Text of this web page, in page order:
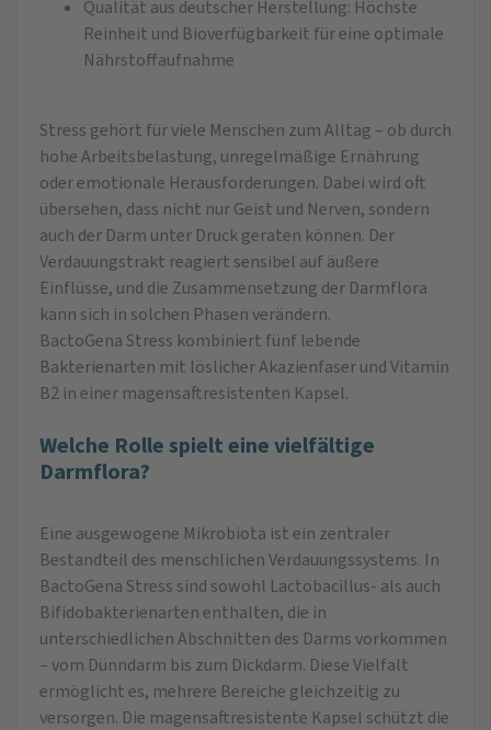
Qualität aus deutscher Herstellung: Höchste
Reinheit und Bioverfügbarkeit für eine optimale
Nährstoffaufnahme
Stress gehört für viele Menschen zum Alltag – ob durch
hohe Arbeitsbelastung, unregelmäßige Ernährung
oder emotionale Herausforderungen. Dabei wird oft
übersehen, dass nicht nur Geist und Nerven, sondern
auch der Darm unter Druck geraten können. Der
Verdauungstrakt reagiert sensibel auf äußere
Einflüsse, und die Zusammensetzung der Darmflora
kann sich in solchen Phasen verändern.
BactoGena Stress kombiniert fünf lebende
Bakterienarten mit löslicher Akazienfaser und Vitamin
B2 in einer magensaftresistenten Kapsel.
Welche Rolle spielt eine vielfältige
Darmflora?
Eine ausgewogene Mikrobiota ist ein zentraler
Bestandteil des menschlichen Verdauungssystems. In
BactoGena Stress sind sowohl Lactobacillus- als auch
Bifidobakterienarten enthalten, die in
unterschiedlichen Abschnitten des Darms vorkommen
– vom Dünndarm bis zum Dickdarm. Diese Vielfalt
ermöglicht es, mehrere Bereiche gleichzeitig zu
versorgen. Die magensaftresistente Kapsel schützt die